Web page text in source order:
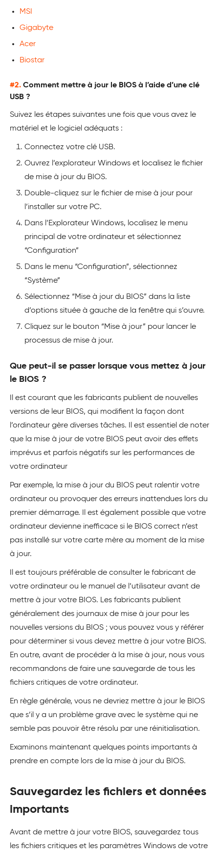
MSI
Gigabyte
Acer
Biostar
#2. Comment mettre à jour le BIOS à l’aide d’une clé
USB ?
Suivez les étapes suivantes une fois que vous avez le
matériel et le logiciel adéquats :
Connectez votre clé USB.
Ouvrez l’explorateur Windows et localisez le fichier
de mise à jour du BIOS.
Double-cliquez sur le fichier de mise à jour pour
l’installer sur votre PC.
Dans l’Explorateur Windows, localisez le menu
principal de votre ordinateur et sélectionnez
“Configuration”
Dans le menu “Configuration”, sélectionnez
“Système”
Sélectionnez “Mise à jour du BIOS” dans la liste
d’options située à gauche de la fenêtre qui s’ouvre.
Cliquez sur le bouton “Mise à jour” pour lancer le
processus de mise à jour.
Que peut-il se passer lorsque vous mettez à jour
le BIOS ?
Il est courant que les fabricants publient de nouvelles
versions de leur BIOS, qui modifient la façon dont
l’ordinateur gère diverses tâches. Il est essentiel de noter
que la mise à jour de votre BIOS peut avoir des effets
imprévus et parfois négatifs sur les performances de
votre ordinateur
Par exemple, la mise à jour du BIOS peut ralentir votre
ordinateur ou provoquer des erreurs inattendues lors du
premier démarrage. Il est également possible que votre
ordinateur devienne inefficace si le BIOS correct n’est
pas installé sur votre carte mère au moment de la mise
à jour.
Il est toujours préférable de consulter le fabricant de
votre ordinateur ou le manuel de l’utilisateur avant de
mettre à jour votre BIOS. Les fabricants publient
généralement des journaux de mise à jour pour les
nouvelles versions du BIOS ; vous pouvez vous y référer
pour déterminer si vous devez mettre à jour votre BIOS.
En outre, avant de procéder à la mise à jour, nous vous
recommandons de faire une sauvegarde de tous les
fichiers critiques de votre ordinateur.
En règle générale, vous ne devriez mettre à jour le BIOS
que s’il y a un problème grave avec le système qui ne
semble pas pouvoir être résolu par une réinitialisation.
Examinons maintenant quelques points importants à
prendre en compte lors de la mise à jour du BIOS.
Sauvegardez les fichiers et données
importants
Avant de mettre à jour votre BIOS, sauvegardez tous
les fichiers critiques et les paramètres Windows de votre